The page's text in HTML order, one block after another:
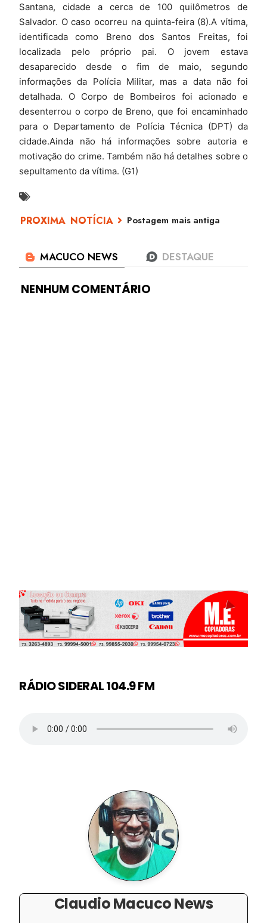
Santana, cidade a cerca de 100 quilômetros de
Salvador. O caso ocorreu na quinta-feira (8).A vítima,
identificada como Breno dos Santos Freitas, foi
localizada pelo próprio pai. O jovem estava
desaparecido desde o fim de maio, segundo
informações da Polícia Militar, mas a data não foi
detalhada. O Corpo de Bombeiros foi acionado e
desenterrou o corpo de Breno, que foi encaminhado
para o Departamento de Polícia Técnica (DPT) da
cidade.Ainda não há informações sobre autoria e
motivação do crime. Também não há detalhes sobre o
sepultamento da vítima. (G1)
Postagem mais antiga
NENHUM COMENTÁRIO
RÁDIO SIDERAL 104.9 FM
Claudio Macuco News